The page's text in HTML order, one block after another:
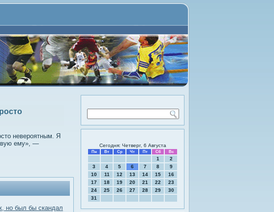
невероятным. Я
ему», —
но был бы скандал
Сегодня: Четверг, 6 Августа
Пн Вт Ср Чт Пт Сб Вс
1
2
3
4 5 6 7 8
9
10
11 12 13 14 15
16
17
18 19 20 21 22
23
24
25 26 27 28 29
30
31